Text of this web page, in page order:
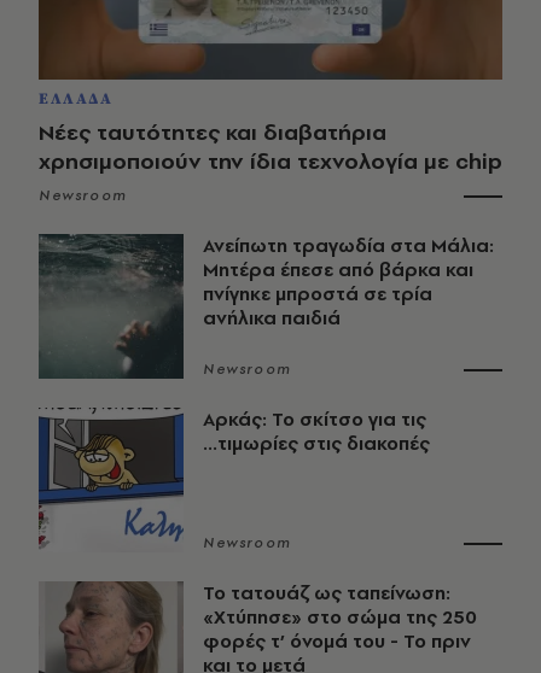
ΕΛΛΑΔΑ
Νέες ταυτότητες και διαβατήρια
χρησιμοποιούν την ίδια τεχνολογία με chip
Newsroom
Ανείπωτη τραγωδία στα Μάλια:
Μητέρα έπεσε από βάρκα και
πνίγηκε μπροστά σε τρία
ανήλικα παιδιά
Newsroom
Αρκάς: Το σκίτσο για τις
...τιμωρίες στις διακοπές
Newsroom
Το τατουάζ ως ταπείνωση:
«Χτύπησε» στο σώμα της 250
φορές τ’ όνομά του - Το πριν
και το μετά